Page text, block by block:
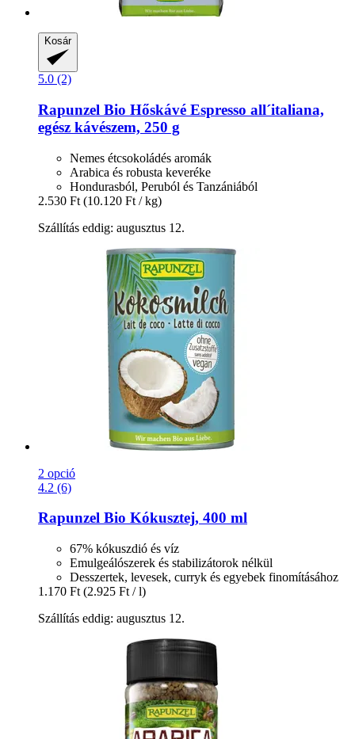
Kosár
5.0 (2)
Rapunzel Bio Hőskávé Espresso all´italiana,
egész kávészem, 250 g
Nemes étcsokoládés aromák
Arabica és robusta keveréke
Hondurasból, Peruból és Tanzániából
2.530 Ft (10.120 Ft / kg)
Szállítás eddig: augusztus 12.
2 opció
4.2 (6)
Rapunzel Bio Kókusztej, 400 ml
67% kókuszdió és víz
Emulgeálószerek és stabilizátorok nélkül
Desszertek, levesek, curryk és egyebek finomításához
1.170 Ft (2.925 Ft / l)
Szállítás eddig: augusztus 12.